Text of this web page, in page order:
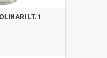
LT.1